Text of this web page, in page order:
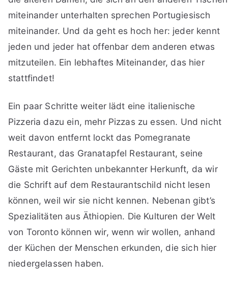
miteinander unterhalten sprechen Portugiesisch
miteinander. Und da geht es hoch her: jeder kennt
jeden und jeder hat offenbar dem anderen etwas
mitzuteilen. Ein lebhaftes Miteinander, das hier
stattfindet!
Ein paar Schritte weiter lädt eine italienische
Pizzeria dazu ein, mehr Pizzas zu essen. Und nicht
weit davon entfernt lockt das Pomegranate
Restaurant, das Granatapfel Restaurant, seine
Gäste mit Gerichten unbekannter Herkunft, da wir
die Schrift auf dem Restaurantschild nicht lesen
können, weil wir sie nicht kennen. Nebenan gibt’s
Spezialitäten aus Äthiopien. Die Kulturen der Welt
von Toronto können wir, wenn wir wollen, anhand
der Küchen der Menschen erkunden, die sich hier
niedergelassen haben.